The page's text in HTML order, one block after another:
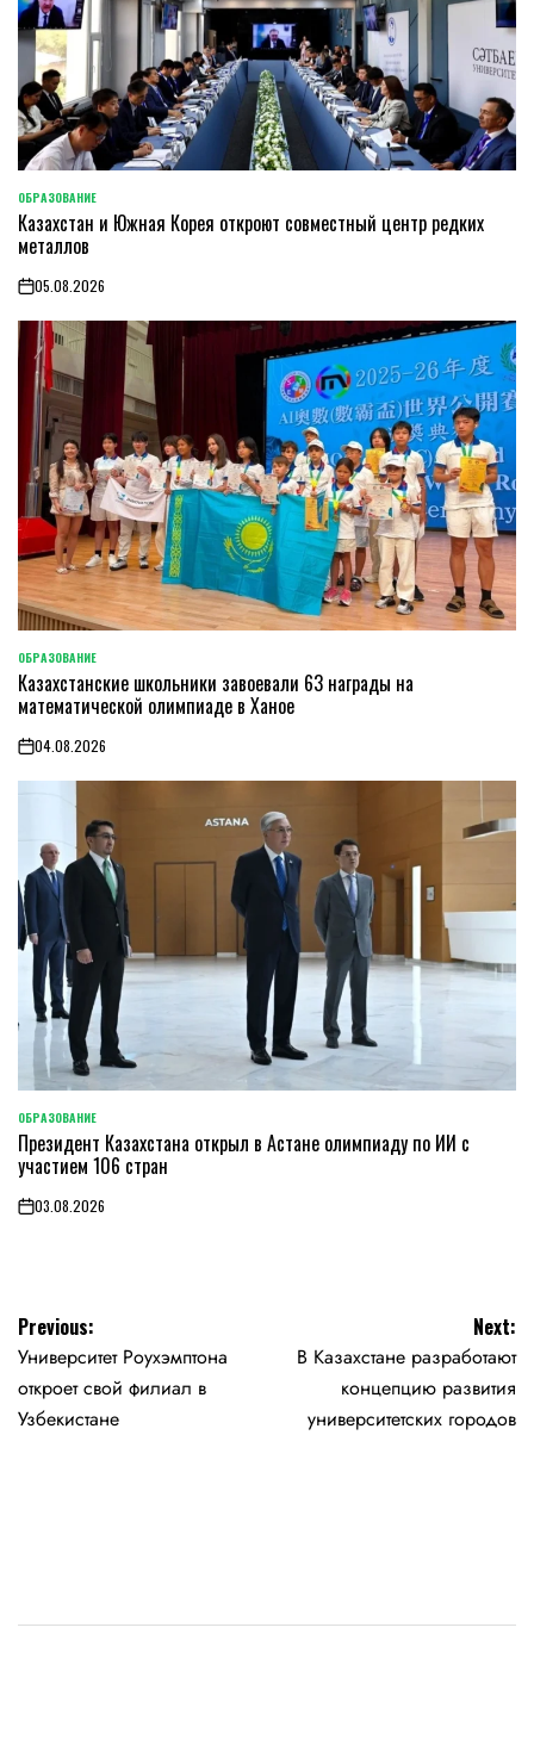
POSTED
IN
ОБРАЗОВАНИЕ
Казахстан и Южная Корея откроют совместный центр редких
металлов
on05.08.2026
POSTED
IN
ОБРАЗОВАНИЕ
Казахстанские школьники завоевали 63 награды на
математической олимпиаде в Ханое
on04.08.2026
POSTED
IN
ОБРАЗОВАНИЕ
Президент Казахстана открыл в Астане олимпиаду по ИИ с
участием 106 стран
on03.08.2026
Навигация
по
записям
Previous:
Университет Роухэмптона
откроет свой филиал в
Узбекистане
Next:
В Казахстане разработают
концепцию развития
университетских городов